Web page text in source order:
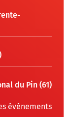
du Pin (61)
évènements